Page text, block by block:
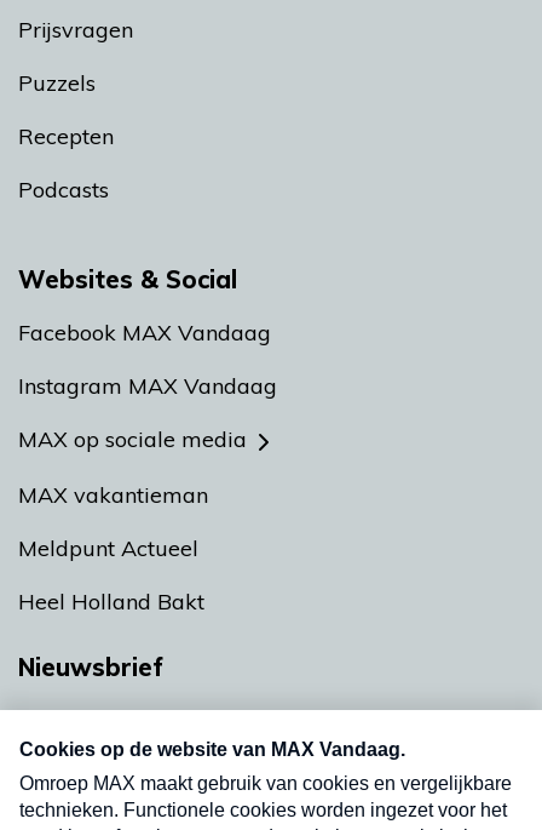
Prijsvragen
Puzzels
Recepten
Podcasts
Websites & Social
Facebook MAX Vandaag
Instagram MAX Vandaag
MAX op sociale media
MAX vakantieman
Meldpunt Actueel
Heel Holland Bakt
Nieuwsbrief
nieuwsbrief. Elke vrijdag- en dinsdagochtend in
uw mailbox.